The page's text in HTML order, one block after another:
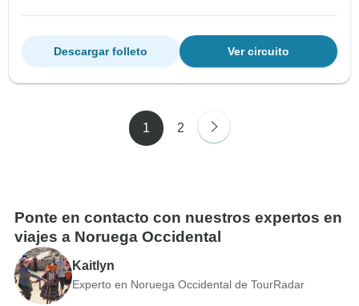
Ver circuito
Descargar folleto
1 2
Ponte en contacto con nuestros expertos en
viajes a Noruega Occidental
Kaitlyn
Experto en Noruega Occidental de TourRadar